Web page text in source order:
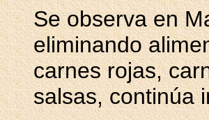
Se observa en
eliminando
carnes rojas,
salsas, continúa